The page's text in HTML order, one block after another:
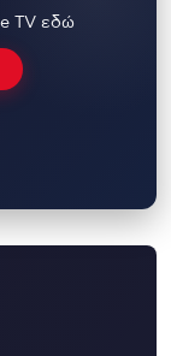
TV εδώ